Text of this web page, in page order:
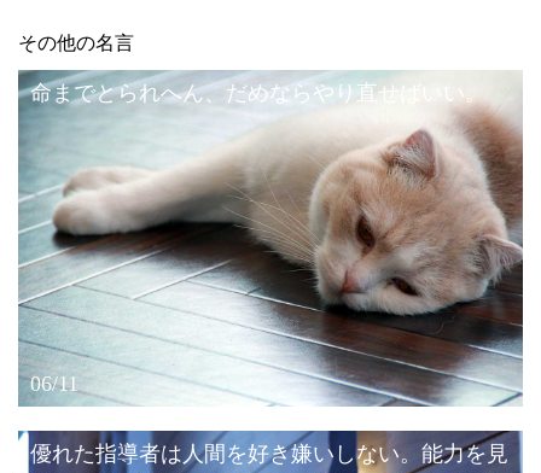
その他の名言
命までとられへん、だめならやり直せばいい。
06/11
優れた指導者は人間を好き嫌いしない。能力を見